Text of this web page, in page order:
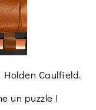
Caulfield.
un puzzle !